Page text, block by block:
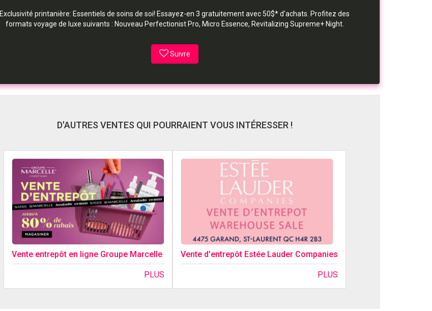
Exclusivité printanière: Essentiels de soins de soi! Essayez-en 3 gratuitement avec 50$* d'achats. Profitez des
formats voyage de luxe suivants : Nouveau Perfectionist Pro, Micro Essence, Revitalizing Supreme+ Night.
Suivre
D'AUTRES VENTES QUI POURRAIENT VOUS INTÉRESSER !
Vente entrepôt en ligne Groupe Marcelle
PLUS
Vente d'entrepôt Estée Lauder Companies
PLUS